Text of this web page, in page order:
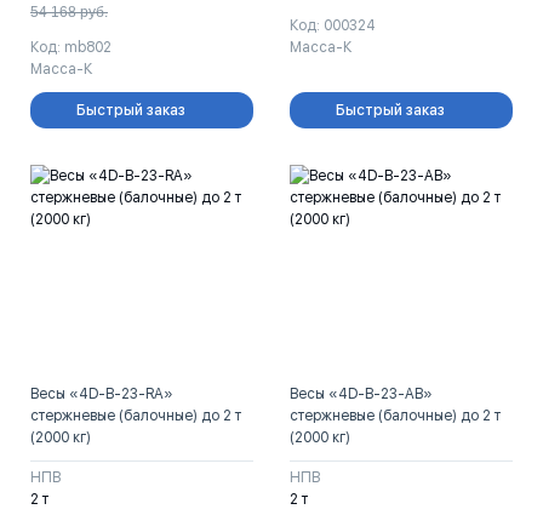
54 168руб.
Код: mb802
Масса-К
Быстрый заказ
Код: 000324
Масса-К
Быстрый заказ
Весы «4D-B-23-RA»
стержневые (балочные) до 2 т
(2000 кг)
НПВ
2 т
Весы «4D-B-23-AB»
стержневые (балочные) до 2 т
(2000 кг)
НПВ
2 т